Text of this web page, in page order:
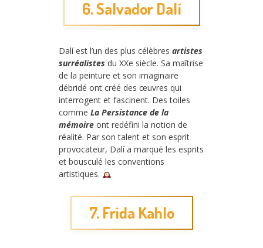
6. Salvador Dalí
Dalí est l’un des plus célèbres artistes
surréalistes du XXe siècle. Sa maîtrise
de la peinture et son imaginaire
débridé ont créé des œuvres qui
interrogent et fascinent. Des toiles
comme La Persistance de la
mémoire ont redéfini la notion de
réalité. Par son talent et son esprit
provocateur, Dalí a marqué les esprits
et bousculé les conventions
artistiques.
7. Frida Kahlo